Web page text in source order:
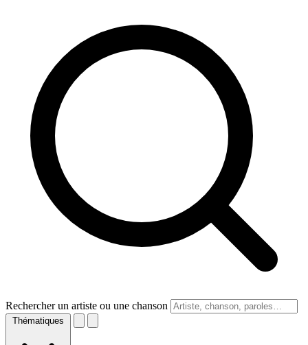
Rechercher un artiste ou une chanson
Thématiques